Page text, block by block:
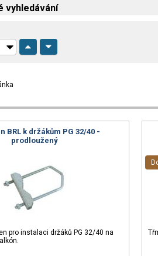
vyhledávání
BRL k držákům PG 32/40 -
prodloužený
pro instalaci držáků PG 32/40 na